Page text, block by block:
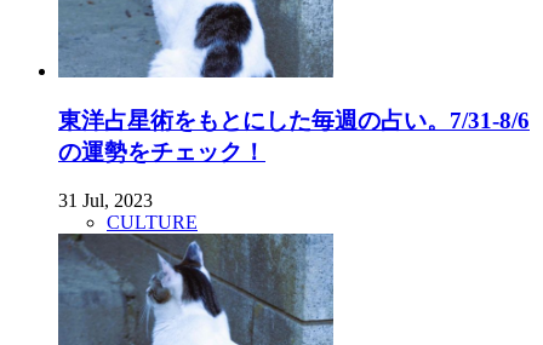
東洋占星術をもとにした毎週の占い。7/31-8/6
の運勢をチェック！
31 Jul, 2023
CULTURE